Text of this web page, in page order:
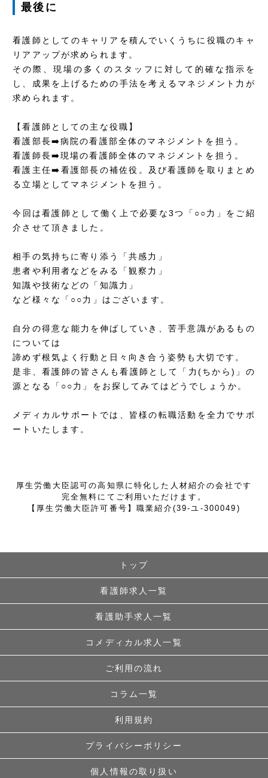
最後に
看護師としてのキャリアを積んでいくうちに役職のキャ
リアアップが求められます。
その際、現場の多くのスタッフに対して的確な指示を
し、成果を上げるための手法を考えるマネジメント力が
求められます。
【看護師としての主な役職】
看護部長➡️病院の看護部全体のマネジメントを担う。
看護師長➡️現場の看護師全体のマネジメントを担う。
看護主任➡️看護部長の補佐役。及び看護師を取りまとめ
る立場としてマネジメントを担う。
今回は看護師として働く上で必要な3つ「○○力」をご紹
介させて頂きました。
相手の気持ちに寄り添う「共感力」
患者や利用者などをみる「観察力」
知識や技術などの「知識力」
など様々な「○○力」はございます。
自分の得意な能力を伸ばしていき、苦手意識があるもの
については
諦めず根気よく行動と日々向き合う姿勢も大切です。
是非、看護師の皆さんも看護師として「力(ちから)」の
源となる「○○力」をお探してみてはどうでしょうか。
メディカルサポートでは、皆様の転職活動を全力でサポ
ートいたします。
厚生労働大臣認可の高知県に特化した人材紹介の会社です
完全無料にてご利用いただけます。
【厚生労働大臣許可番号】職業紹介(39-ユ-300049)
トップ
看護師求人一覧
看護助手求人一覧
コメディカル求人一覧
ご利用の流れ
コラム一覧
利用規約
プライバシーポリシー
個人情報の取り扱い